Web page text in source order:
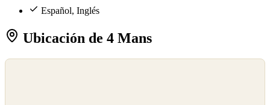
Español, Inglés
Ubicación de 4 Mans